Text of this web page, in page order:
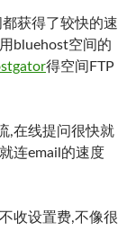
获得了较快的速
bluehost空间的
得空间FTP
,在线提问很快就
连email的速度
收设置费,不像很